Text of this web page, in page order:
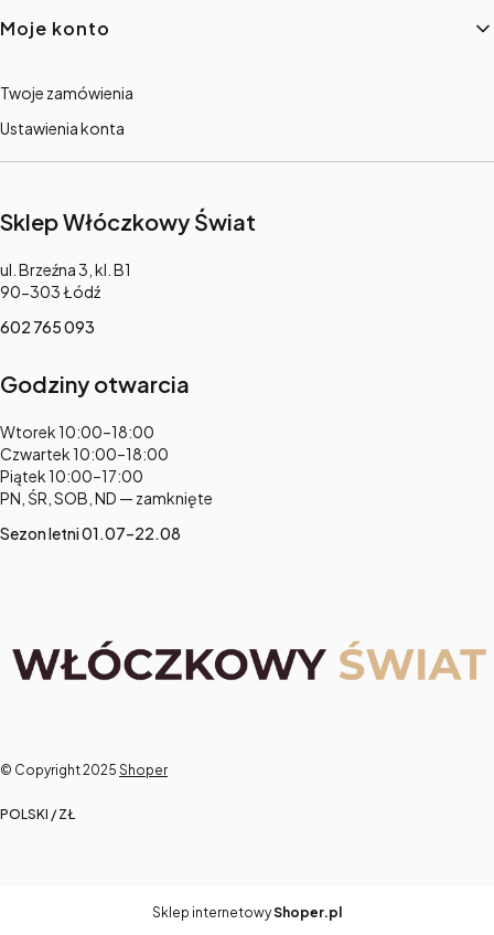
Moje konto
Twoje zamówienia
Ustawienia konta
Sklep Włóczkowy Świat
Adres:
ul. Brzeźna 3, kl. B1
90-303 Łódź
602 765 093
Godziny otwarcia
Adres:
Wtorek 10:00–18:00
Czwartek 10:00–18:00
Piątek 10:00–17:00
PN, ŚR, SOB, ND — zamknięte
Sezon letni 01.07–22.08
© Copyright 2025 Shoper
POLSKI / ZŁ
Sklep internetowyShoper.pl